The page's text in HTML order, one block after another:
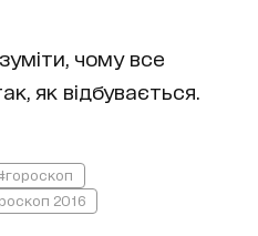
чому все
як відбувається.
2016